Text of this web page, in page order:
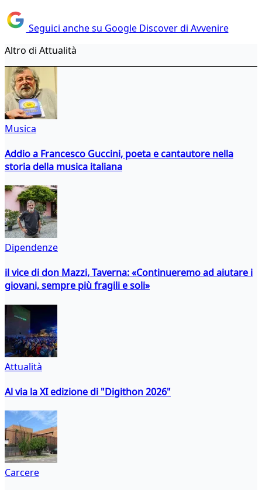
Seguici anche su Google Discover di Avvenire
Altro di Attualità
Musica
Addio a Francesco Guccini, poeta e cantautore nella
storia della musica italiana
Dipendenze
il vice di don Mazzi, Taverna: «Continueremo ad aiutare i
giovani, sempre più fragili e soli»
Attualità
Al via la XI edizione di "Digithon 2026"
Carcere